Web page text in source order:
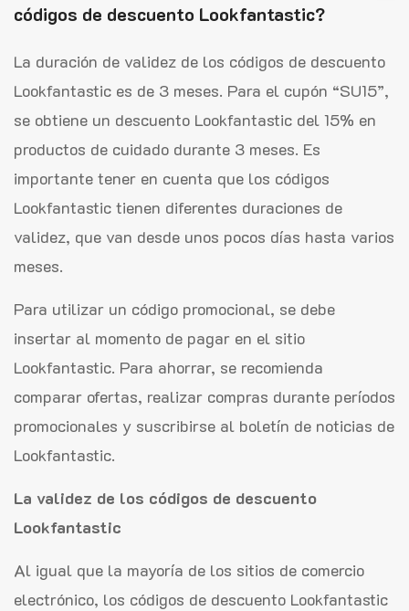
códigos de descuento Lookfantastic?
La duración de validez de los códigos de descuento
Lookfantastic es de 3 meses. Para el cupón “SU15”,
se obtiene un descuento Lookfantastic del 15% en
productos de cuidado durante 3 meses. Es
importante tener en cuenta que los códigos
Lookfantastic tienen diferentes duraciones de
validez, que van desde unos pocos días hasta varios
meses.
Para utilizar un código promocional, se debe
insertar al momento de pagar en el sitio
Lookfantastic. Para ahorrar, se recomienda
comparar ofertas, realizar compras durante períodos
promocionales y suscribirse al boletín de noticias de
Lookfantastic.
La validez de los códigos de descuento
Lookfantastic
Al igual que la mayoría de los sitios de comercio
electrónico, los códigos de descuento Lookfantastic